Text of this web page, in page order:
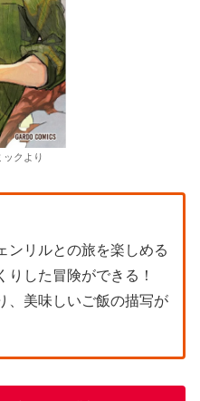
ックより
ンリルとの旅を楽しめる
した冒険ができる！
、美味しいご飯の描写が